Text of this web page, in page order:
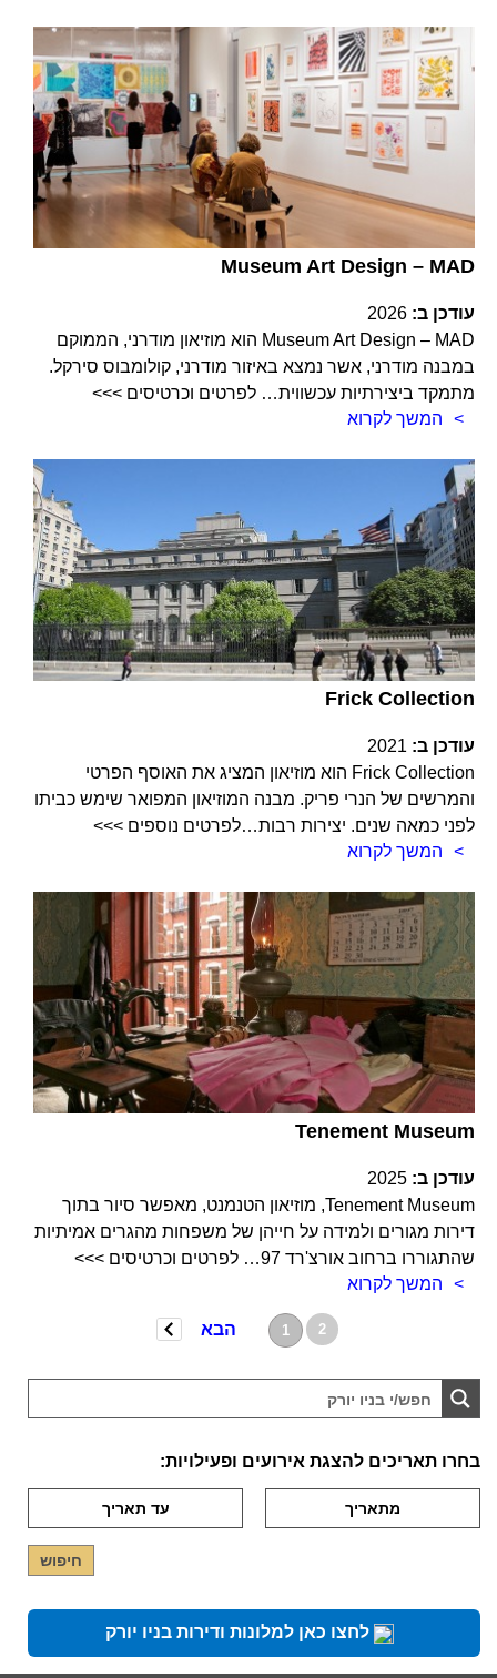
Museum Art Design – MAD
עודכן ב: 2026
Museum Art Design – MAD הוא מוזיאון מודרני, הממוקם
במבנה מודרני, אשר נמצא באיזור מודרני, קולומבוס סירקל.
מתמקד ביצירתיות עכשווית… לפרטים וכרטיסים >>>
המשך לקרוא
Frick Collection
עודכן ב: 2021
Frick Collection הוא מוזיאון המציג את האוסף הפרטי
והמרשים של הנרי פריק. מבנה המוזיאון המפואר שימש כביתו
לפני כמאה שנים. יצירות רבות…לפרטים נוספים >>>
המשך לקרוא
Tenement Museum
עודכן ב: 2025
Tenement Museum, מוזיאון הטנמנט, מאפשר סיור בתוך
דירות מגורים ולמידה על חייהן של משפחות מהגרים אמיתיות
שהתגוררו ברחוב אורצ'רד 97… לפרטים וכרטיסים >>>
המשך לקרוא
1 2 הבא
בחרו תאריכים להצגת אירועים ופעילויות:
לחצו כאן למלונות ודירות בניו יורק